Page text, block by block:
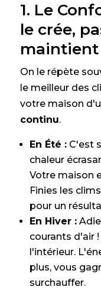
1. Le
le crée,
maintient
On le répète
le meilleur des
votre maison
continu.
En Été :C'est
chaleur
Votre maison
Finies les
pour un
En Hiver :
courants d'air
l'intérieur.
plus, vous
surchauffer.